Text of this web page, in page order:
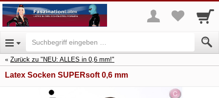
Zurück zu "NEU: ALLES in 0,6 mm!"
Latex Socken SUPERsoft 0,6 mm